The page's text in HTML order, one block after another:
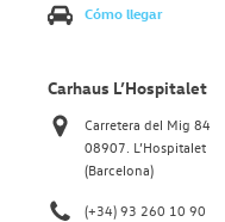
Cómo llegar
Carhaus L’Hospitalet
Carretera del Mig 84
08907. L’Hospitalet
(Barcelona)
(+34) 93 260 10 90